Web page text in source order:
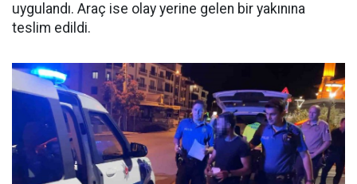
uygulandı. Araç ise olay yerine gelen bir yakınına
teslim edildi.